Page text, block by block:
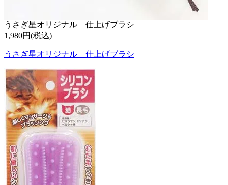
うさぎ星オリジナル 仕上げブラシ
1,980円(税込)
うさぎ星オリジナル 仕上げブラシ